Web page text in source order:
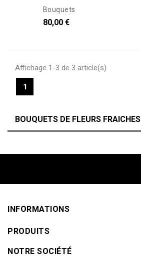
Bouquets
80,00 €
Affichage 1-3 de 3 article(s)
1
BOUQUETS DE FLEURS FRAICHES
INFORMATIONS
PRODUITS
NOTRE SOCIÉTÉ